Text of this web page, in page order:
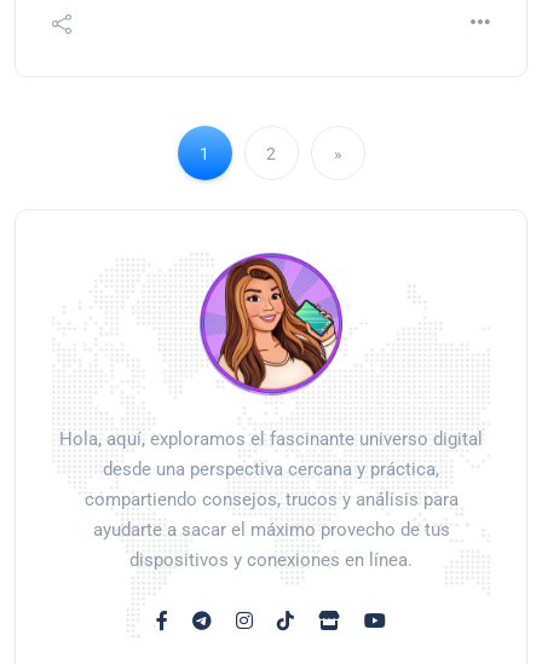
1 2 »
Hola, aquí, exploramos el fascinante universo digital
desde una perspectiva cercana y práctica,
compartiendo consejos, trucos y análisis para
ayudarte a sacar el máximo provecho de tus
dispositivos y conexiones en línea.